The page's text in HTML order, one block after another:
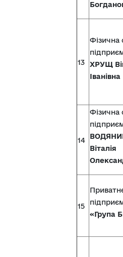
13
Фізична
ХРУЩ
Іванівна
14
Фізична
Віталія
15
«Група